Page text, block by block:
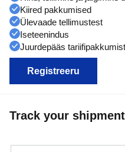
Kiired pakkumised
Ülevaade tellimustest
Iseteenindus
Juurdepääs
Registreeru
Track your shipment